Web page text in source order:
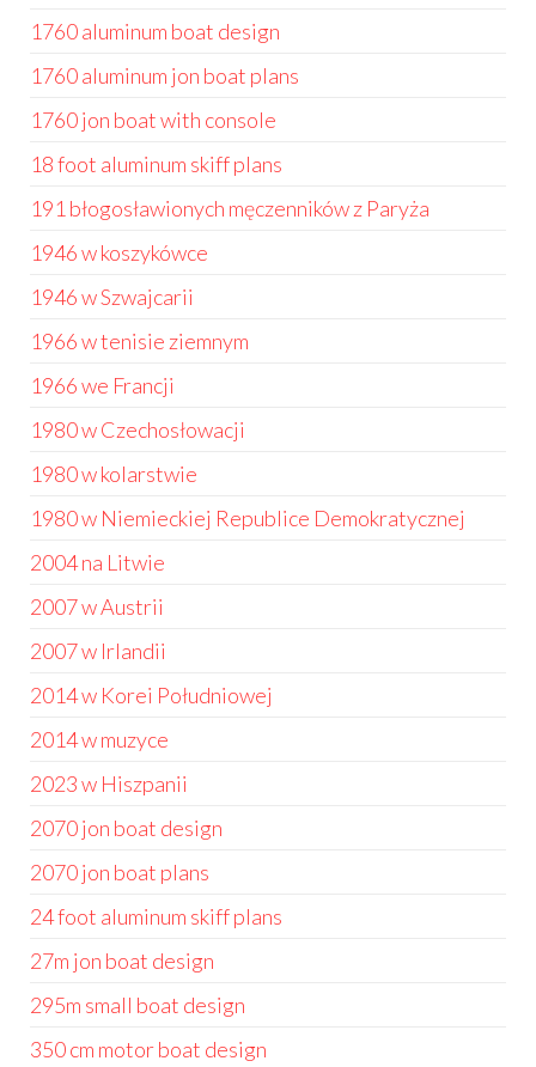
1760 aluminum boat design
1760 aluminum jon boat plans
1760 jon boat with console
18 foot aluminum skiff plans
191 błogosławionych męczenników z Paryża
1946 w koszykówce
1946 w Szwajcarii
1966 w tenisie ziemnym
1966 we Francji
1980 w Czechosłowacji
1980 w kolarstwie
1980 w Niemieckiej Republice Demokratycznej
2004 na Litwie
2007 w Austrii
2007 w Irlandii
2014 w Korei Południowej
2014 w muzyce
2023 w Hiszpanii
2070 jon boat design
2070 jon boat plans
24 foot aluminum skiff plans
27m jon boat design
295m small boat design
350 cm motor boat design